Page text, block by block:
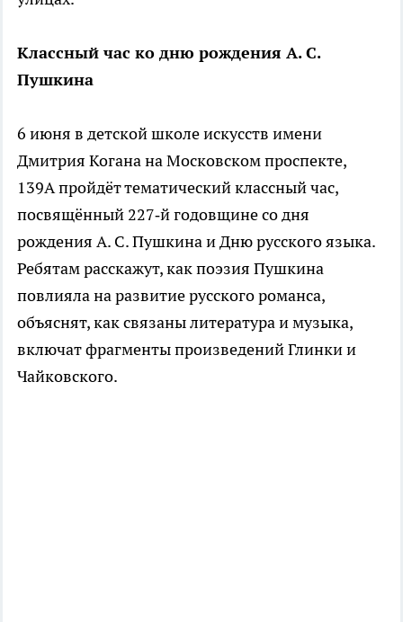
Классный час ко дню рождения А. С.
Пушкина
6 июня в детской школе искусств имени
Дмитрия Когана на Московском проспекте,
139А пройдёт тематический классный час,
посвящённый 227‑й годовщине со дня
рождения А. С. Пушкина и Дню русского языка.
Ребятам расскажут, как поэзия Пушкина
повлияла на развитие русского романса,
объяснят, как связаны литература и музыка,
включат фрагменты произведений Глинки и
Чайковского.